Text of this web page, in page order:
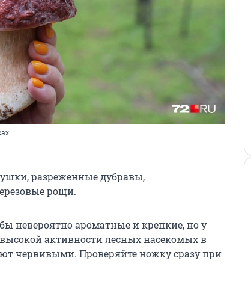
разреженные дубравы,
рощи.
невероятно ароматные и крепкие, но у
активности лесных насекомых в
червивыми. Проверяйте ножку сразу при